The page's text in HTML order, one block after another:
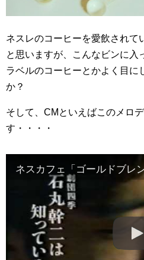
ネスレのコーヒーを愛飲されて
と思いますが、こんなビンに入
ラベルのコーヒーとかよく目に
か？
そして、CMといえばこのメロ
す・・・・
ネスカフェ「ゴールドブレ